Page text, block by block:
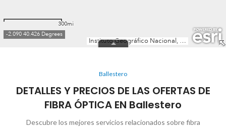
Ballestero
DETALLES Y PRECIOS DE LAS OFERTAS DE
FIBRA ÓPTICA EN Ballestero
Descubre los mejores servicios relacionados sobre fibra